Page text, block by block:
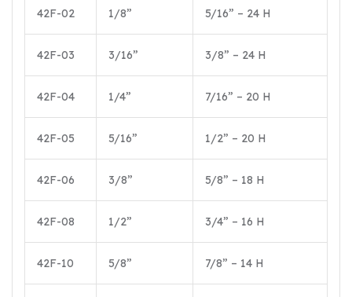
42F-02 1/8” 5/16” – 24 H
42F-03 3/16” 3/8” – 24 H
42F-04 1/4” 7/16” – 20 H
42F-05 5/16” 1/2” – 20 H
42F-06 3/8” 5/8” – 18 H
42F-08 1/2” 3/4” – 16 H
42F-10 5/8” 7/8” – 14 H